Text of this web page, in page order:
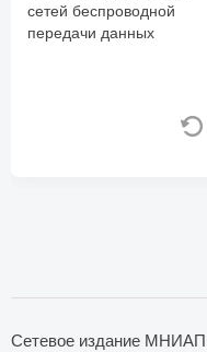
сетей беспроводной
передачи данных
Сетевое издание